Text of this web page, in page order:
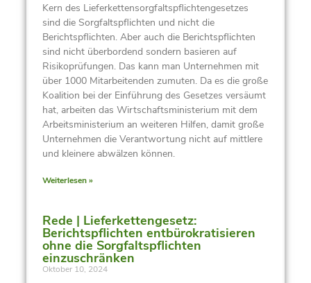
Kern des Lieferkettensorgfaltspflichtengesetzes
sind die Sorgfaltspflichten und nicht die
Berichtspflichten. Aber auch die Berichtspflichten
sind nicht überbordend sondern basieren auf
Risikoprüfungen. Das kann man Unternehmen mit
über 1000 Mitarbeitenden zumuten. Da es die große
Koalition bei der Einführung des Gesetzes versäumt
hat, arbeiten das Wirtschaftsministerium mit dem
Arbeitsministerium an weiteren Hilfen, damit große
Unternehmen die Verantwortung nicht auf mittlere
und kleinere abwälzen können.
Weiterlesen »
Rede | Lieferkettengesetz:
Berichtspflichten entbürokratisieren
ohne die Sorgfaltspflichten
einzuschränken
Oktober 10, 2024